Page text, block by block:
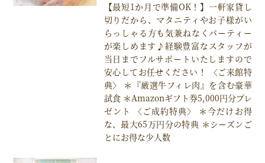
【最短1か月で準備OK！】一軒家貸し
切りだから、マタニティやお子様がい
らっしゃる方も気兼ねなくパーティー
が楽しめます♪経験豊富なスタッフが
当日までフルサポートいたしますので
安心してお任せください！ 〈ご来館特
典〉 ＊『厳選牛フィレ肉』を含む豪華
試食 ＊Amazonギフト券5,000円分プレ
ゼント 〈ご成約特典〉 ＊今だけお得
な、最大65万円分の特典 ＊シーズンご
とにお得な少人数